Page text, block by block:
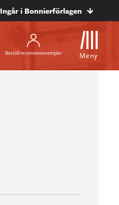
Ingår i Bonnierförlagen
Beställ recensionsexemplar Meny